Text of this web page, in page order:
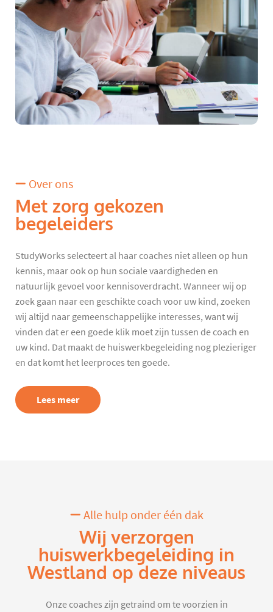
Over ons
Met zorg gekozen
begeleiders
StudyWorks selecteert al haar coaches niet alleen op hun
kennis, maar ook op hun sociale vaardigheden en
natuurlijk gevoel voor kennisoverdracht. Wanneer wij op
zoek gaan naar een geschikte coach voor uw kind, zoeken
wij altijd naar gemeenschappelijke interesses, want wij
vinden dat er een goede klik moet zijn tussen de coach en
uw kind. Dat maakt de huiswerkbegeleiding nog plezieriger
en dat komt het leerproces ten goede.
Lees meer
Alle hulp onder één dak
Wij verzorgen
huiswerkbegeleiding in
Westland op deze niveaus
Onze coaches zijn getraind om te voorzien in